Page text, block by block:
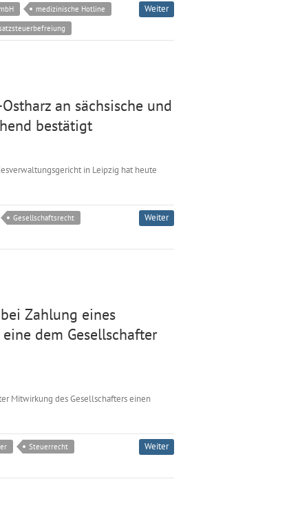
medizinische Hotline
Weiter
an sächsische und
bestätigt
in Leipzig hat heute
Gesellschaftsrecht
Weiter
Zahlung eines
dem Gesellschafter
Mitwirkung des Gesellschafters einen
Steuerrecht
Weiter